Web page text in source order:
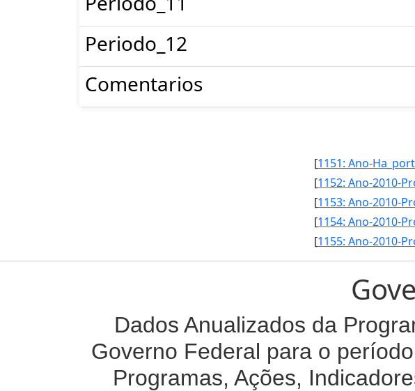
Periodo_12
Comentarios
[
[
[
[
[
Dados Anualizados da
Governo Federal para o
Programas, Ações,